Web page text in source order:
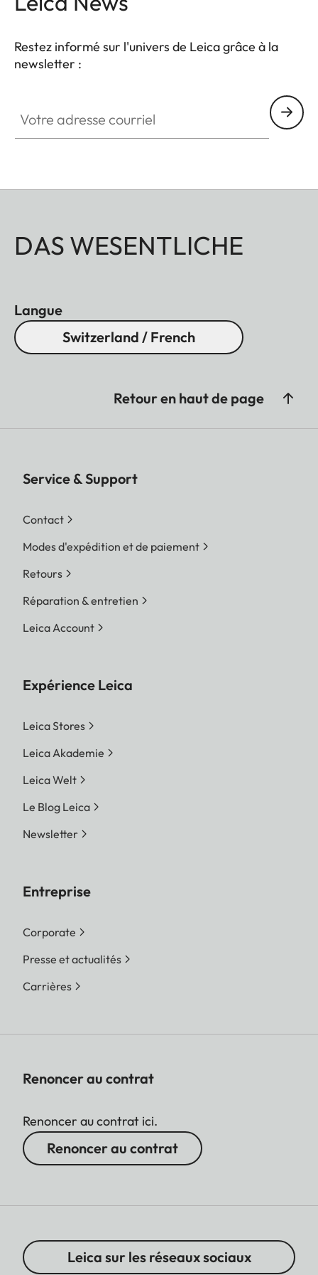
Restez informé sur l'univers de Leica grâce à la
newsletter :
DAS WESENTLICHE
Langue
Switzerland / French
Retour en haut de page
Service & Support
Contact
Modes d'expédition et de paiement
Retours
Réparation & entretien
Leica Account
Expérience Leica
Leica Stores
Leica Akademie
Leica Welt
Le Blog Leica
Newsletter
Entreprise
Corporate
Presse et actualités
Carrières
Renoncer au contrat
Renoncer au contrat ici.
Renoncer au contrat
Leica sur les réseaux sociaux